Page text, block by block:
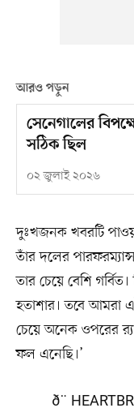
আরও পড়ুন
সেনেগালের
সঠিক ছিল
০২ জুলাই ২০২৬
দুঃখজনক খবরটি
তাঁর দলের
তার চেয়ে বেশি
হতাশার। তবে আমরা
চেয়ে অনেক ওপরের
ফল এনেছি।’
ð¨